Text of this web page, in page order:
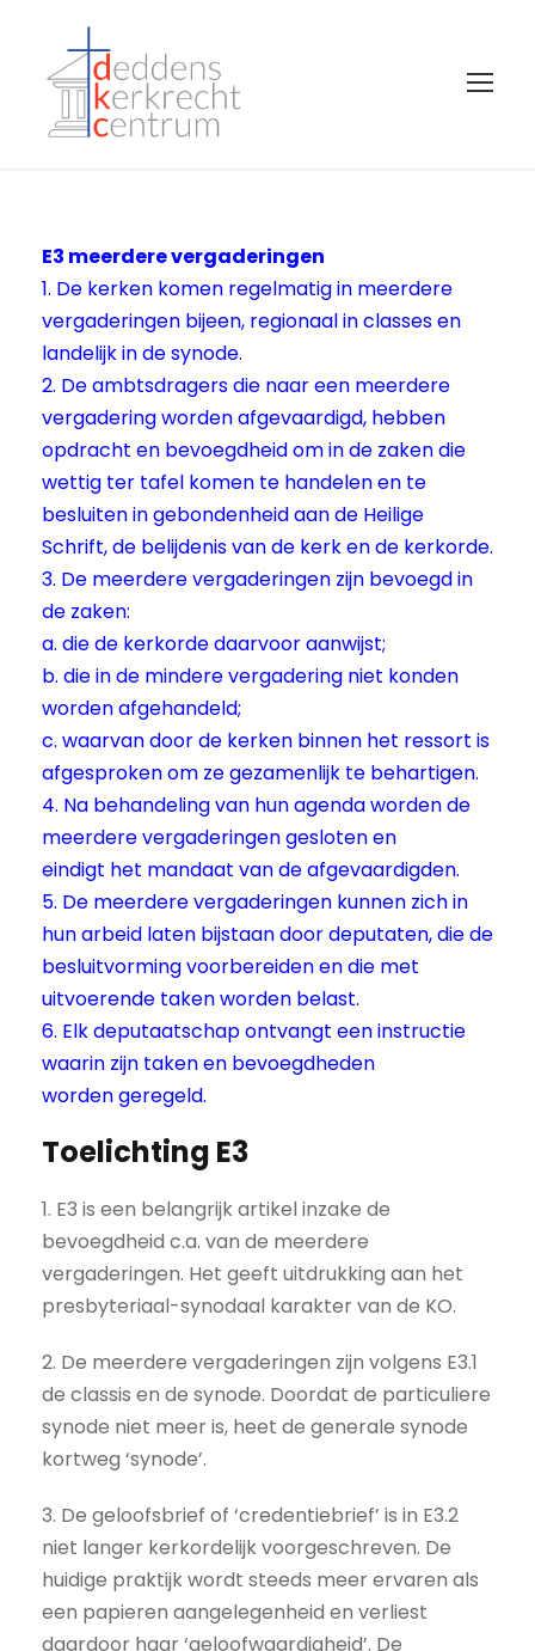
E3 meerdere vergaderingen
1. De kerken komen regelmatig in meerdere
vergaderingen bijeen, regionaal in classes en
landelijk in de synode.
2. De ambtsdragers die naar een meerdere
vergadering worden afgevaardigd, hebben
opdracht en bevoegdheid om in de zaken die
wettig ter tafel komen te handelen en te
besluiten in gebondenheid aan de Heilige
Schrift, de belijdenis van de kerk en de kerkorde.
3. De meerdere vergaderingen zijn bevoegd in
de zaken:
a. die de kerkorde daarvoor aanwijst;
b. die in de mindere vergadering niet konden
worden afgehandeld;
c. waarvan door de kerken binnen het ressort is
afgesproken om ze gezamenlijk te behartigen.
4. Na behandeling van hun agenda worden de
meerdere vergaderingen gesloten en
eindigt het mandaat van de afgevaardigden.
5. De meerdere vergaderingen kunnen zich in
hun arbeid laten bijstaan door deputaten, die de
besluitvorming voorbereiden en die met
uitvoerende taken worden belast.
6. Elk deputaatschap ontvangt een instructie
waarin zijn taken en bevoegdheden
worden geregeld.
Toelichting E3
1. E3 is een belangrijk artikel inzake de
bevoegdheid c.a. van de meerdere
vergaderingen. Het geeft uitdrukking aan het
presbyteriaal-synodaal karakter van de KO.
2. De meerdere vergaderingen zijn volgens E3.1
de classis en de synode. Doordat de particuliere
synode niet meer is, heet de generale synode
kortweg ‘synode’.
3. De geloofsbrief of ‘credentiebrief’ is in E3.2
niet langer kerkordelijk voorgeschreven. De
huidige praktijk wordt steeds meer ervaren als
een papieren aangelegenheid en verliest
daardoor haar ‘geloofwaardigheid’. De